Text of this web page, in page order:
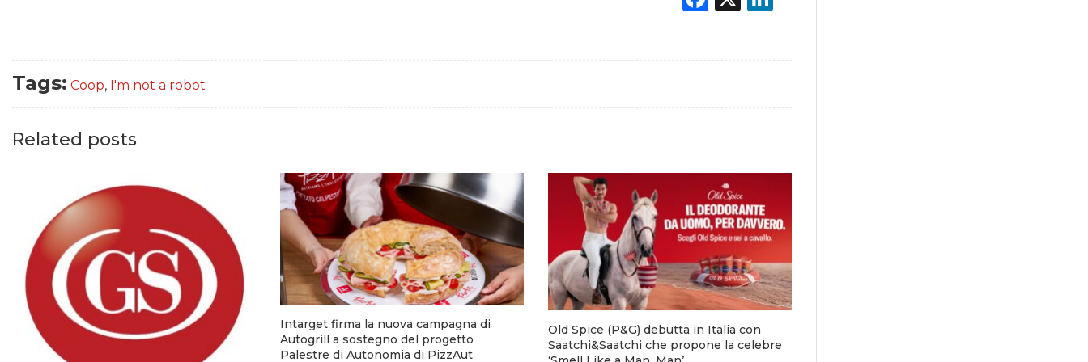
Tags: Coop, I'm not a robot
Related posts
Intarget firma la nuova campagna di
Autogrill a sostegno del progetto
Palestre di Autonomia di PizzAut
Old Spice (P&G) debutta in Italia con
Saatchi&Saatchi che propone la celebre